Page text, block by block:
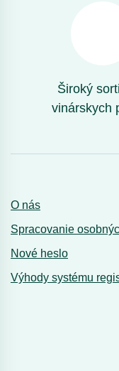
Široký
vinárskych
O nás
Spracovanie
Nové heslo
Výhody systému